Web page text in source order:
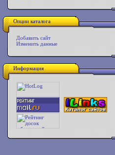
Опции каталога
Добавить сайт
Изменить данные
Информация